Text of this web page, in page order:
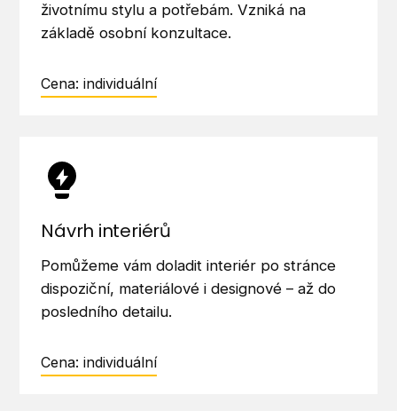
životnímu stylu a potřebám. Vzniká na
základě osobní konzultace.
Cena: individuální
Návrh interiérů
Pomůžeme vám doladit interiér po stránce
dispoziční, materiálové i designové – až do
posledního detailu.
Cena: individuální